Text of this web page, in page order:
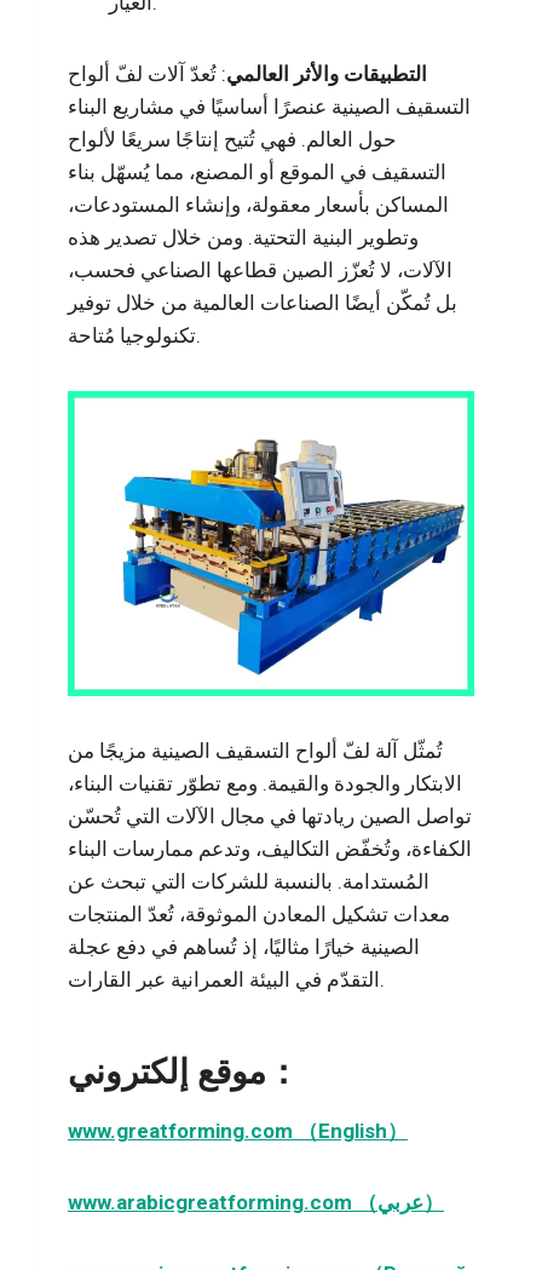
التطبيقات والأثر العالمي: تُعدّ آلات لفّ ألواح
التسقيف الصينية عنصرًا أساسيًا في مشاريع البناء
حول العالم. فهي تُتيح إنتاجًا سريعًا لألواح
التسقيف في الموقع أو المصنع، مما يُسهّل بناء
المساكن بأسعار معقولة، وإنشاء المستودعات،
وتطوير البنية التحتية. ومن خلال تصدير هذه
الآلات، لا تُعزّز الصين قطاعها الصناعي فحسب،
بل تُمكّن أيضًا الصناعات العالمية من خلال توفير
تكنولوجيا مُتاحة.
تُمثّل آلة لفّ ألواح التسقيف الصينية مزيجًا من
الابتكار والجودة والقيمة. ومع تطوّر تقنيات البناء،
تواصل الصين ريادتها في مجال الآلات التي تُحسّن
الكفاءة، وتُخفّض التكاليف، وتدعم ممارسات البناء
المُستدامة. بالنسبة للشركات التي تبحث عن
معدات تشكيل المعادن الموثوقة، تُعدّ المنتجات
الصينية خيارًا مثاليًا، إذ تُساهم في دفع عجلة
التقدّم في البيئة العمرانية عبر القارات.
موقع إلكتروني：
www.greatforming.com （English）
www.arabicgreatforming.com （عربي）